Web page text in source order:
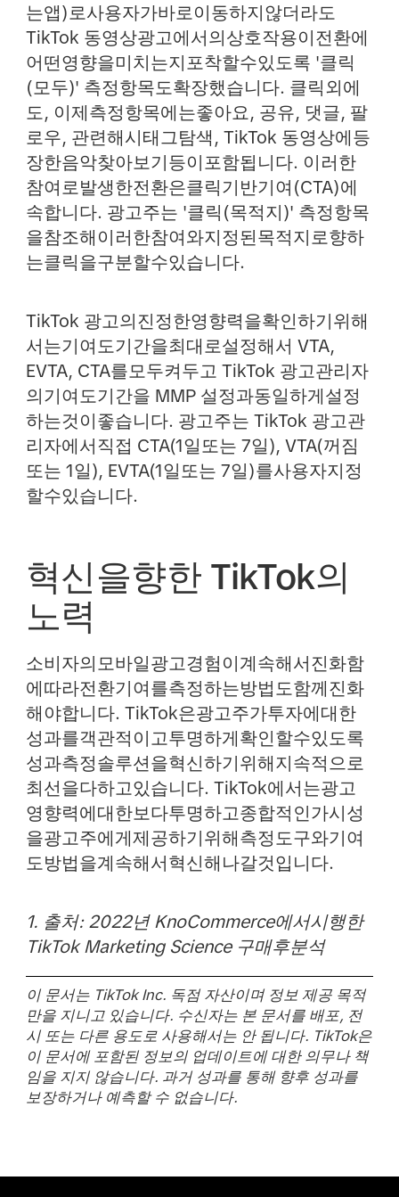
는앱)로사용자가바로이동하지않더라도
TikTok 동영상광고에서의상호작용이전환에
어떤영향을미치는지포착할수있도록 '클릭
(모두)' 측정항목도확장했습니다. 클릭외에
도, 이제측정항목에는좋아요, 공유, 댓글, 팔
로우, 관련해시태그탐색, TikTok 동영상에등
장한음악찾아보기등이포함됩니다. 이러한
참여로발생한전환은클릭기반기여(CTA)에
속합니다. 광고주는 '클릭(목적지)' 측정항목
을참조해이러한참여와지정된목적지로향하
는클릭을구분할수있습니다.
TikTok 광고의진정한영향력을확인하기위해
서는기여도기간을최대로설정해서 VTA,
EVTA, CTA를모두켜두고 TikTok 광고관리자
의기여도기간을 MMP 설정과동일하게설정
하는것이좋습니다. 광고주는 TikTok 광고관
리자에서직접 CTA(1일또는 7일), VTA(꺼짐
또는 1일), EVTA(1일또는 7일)를사용자지정
할수있습니다.
혁신을향한 TikTok의
노력
소비자의모바일광고경험이계속해서진화함
에따라전환기여를측정하는방법도함께진화
해야합니다. TikTok은광고주가투자에대한
성과를객관적이고투명하게확인할수있도록
성과측정솔루션을혁신하기위해지속적으로
최선을다하고있습니다. TikTok에서는광고
영향력에대한보다투명하고종합적인가시성
을광고주에게제공하기위해측정도구와기여
도방법을계속해서혁신해나갈것입니다.
1. 출처: 2022년 KnoCommerce에서시행한
TikTok Marketing Science 구매후분석
이 문서는 TikTok Inc. 독점 자산이며 정보 제공 목적
만을 지니고 있습니다. 수신자는 본 문서를 배포, 전
시 또는 다른 용도로 사용해서는 안 됩니다. TikTok은
이 문서에 포함된 정보의 업데이트에 대한 의무나 책
임을 지지 않습니다. 과거 성과를 통해 향후 성과를
보장하거나 예측할 수 없습니다.